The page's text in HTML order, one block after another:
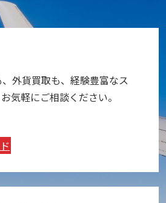
外貨買取も、経験豊富なス
気軽にご相談ください。